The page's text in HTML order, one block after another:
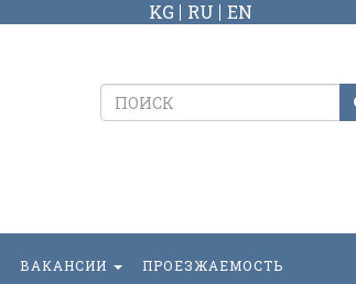
KG RU EN
ВАКАНСИИ ПРОЕЗЖАЕМОСТЬ